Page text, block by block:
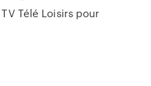
Télé Loisirs pour